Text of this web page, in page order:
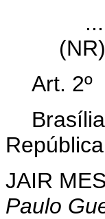
(NR)
Art. 2º
JAIR
Paulo